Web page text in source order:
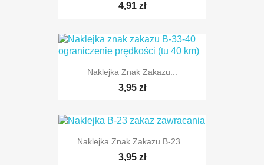
4,91 zł
TYLKO ONLINE
Naklejka Znak Zakazu...
3,95 zł
Naklejka Znak Zakazu B-23...
3,95 zł